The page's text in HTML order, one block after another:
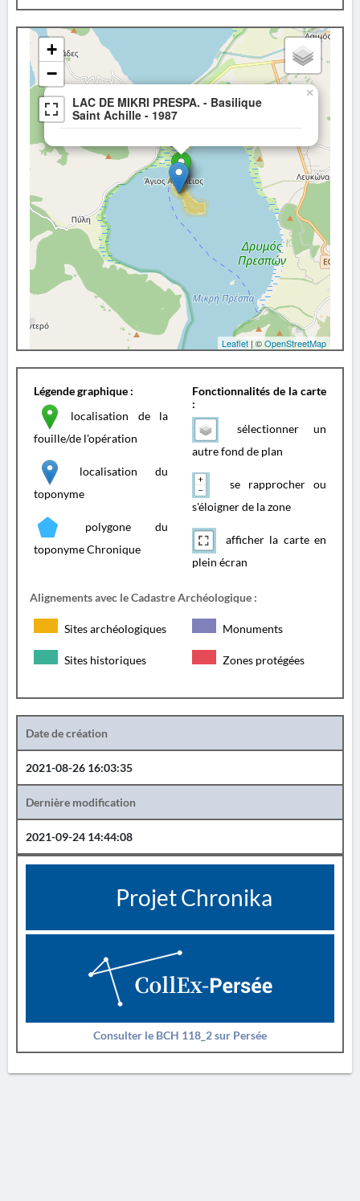
LAC DE MIKRI PRESPA. - Basilique
Saint Achille - 1987
×
+
−
Leaflet| ©OpenStreetMap
Légende graphique :
localisation de la
fouille/de l'opération
localisation du
toponyme
polygone du
toponyme Chronique
Fonctionnalités de la carte
:
sélectionner un
autre fond de plan
se rapprocher ou
s'éloigner de la zone
afficher la carte en
plein écran
Alignements avec le Cadastre Archéologique :
Sites archéologiques Monuments
Sites historiques Zones protégées
Date de création
2021-08-26 16:03:35
Dernière modification
2021-09-24 14:44:08
Projet Chronika
Consulter le BCH 118_2 sur Persée